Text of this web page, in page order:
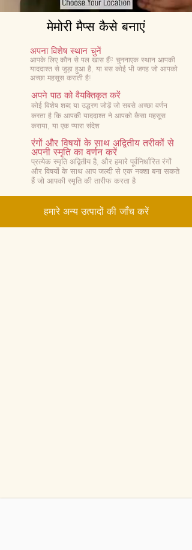
मेमोरी मैप्स कैसे बनाएं
अपना विशेष स्थान चुनें
आपके लिए कौन से पल खास हैं? चुननाएक स्थान आपकी
याददाश्त से जुड़ा हुआ है, या बस कोई भी जगह जो आपको
अच्छा महसूस कराती है!
अपने पाठ को वैयक्तिकृत करें
कोई विशेष शब्द या उद्धरण जोड़ें जो सबसे अच्छा वर्णन
करता है कि आपकी याददाश्त ने आपको कैसा महसूस
कराया, या एक प्यारा संदेश
रंगों और विषयों के साथ अद्वितीय तरीकों से
अपनी स्मृति का वर्णन करें
प्रत्येक स्मृति अद्वितीय है, और हमारे पूर्वनिर्धारित रंगों
और विषयों के साथ आप जल्दी से एक नक्शा बना सकते
हैं जो आपकी स्मृति की तारीफ करता है
हमारे अन्य उत्पादों की जाँच करें